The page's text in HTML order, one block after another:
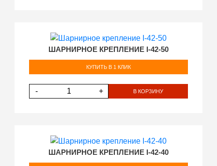
ШАРНИРНОЕ КРЕПЛЕНИЕ I-42-50
КУПИТЬ В 1 КЛИК
- + В КОРЗИНУ
ШАРНИРНОЕ КРЕПЛЕНИЕ I-42-40